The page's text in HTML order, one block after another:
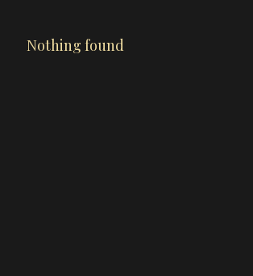
Nothing found